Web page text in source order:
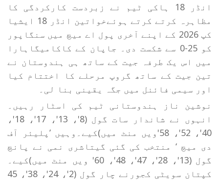
انڈر 18 ہاکی ٹیم نے زبردست کارکردگی کا
مظاہرہ کرتے کرتے ہوئےخواتین انڈر 18 ایشیا
کپ 2026 کے اپنے آخری پول اے میچ میں سنگاپور
کو 25-0 سے شکست دی۔ جاپان کے کاکامیگاہارا
میں اس یک طرفہ جیت کے ساتھ ہی ہندوستان نے
تین جیت کے ساتھ گروپ مرحلے کا اختتام کیا
اور سیمی فائنل میں جگہ یقینی بنا لی۔
نوشین ناز ہندوستانی ٹیم کی اسٹار رہیں۔
انہوں نے شاندار سات گول (8'، 13'، 17'، 18'،
40'، 52'، 58'ویں منٹ میں)کیے۔وہیں ’پلیئر آف
دی میچ ‘ منتخب کی گئی گیتاشری نمی نے پانچ
گول (13'، 28'، 47'، 48'، 60' ویں منٹ میں)کیے۔
کپتان سویٹی کجورنے چار گول (2'، 24'، 38'، 45